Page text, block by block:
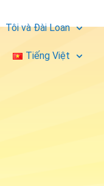
Tôi và Đài Loan
Tiếng Việt